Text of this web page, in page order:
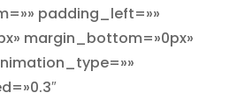
padding_left=»»
margin_bottom=»0px»